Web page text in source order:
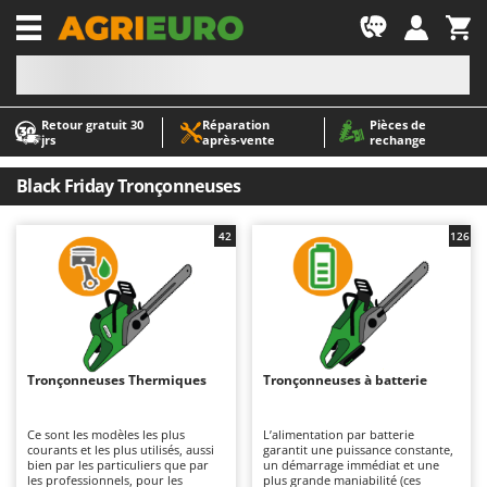
Retour gratuit 30
jrs
Réparation
après‑vente
Pièces de
rechange
-1
A
Abris de jardin
Accessoires pour tracteurs tondeuses autoportés
Aérateurs Scarificateurs pour gazon
Arracheuses de pommes de terre pour tracteur
Aspirateurs - Balais Électriques
Aspirateurs à cendres
Aspirateurs à feuilles sur roues
Aspirateurs de piscine
Atomiseurs agricoles pour tracteurs
Atomiseurs pour traitements
A
AgriEuro Premium
AgriEuro TOP-LINE
AGT
Aima
Airmec
AL-KO
ALA 2000
Alpina
Ama
Black Friday Tronçonneuses
Tronçonneuses Thermiques
Ce sont les modèles les plus
courants et les plus utilisés, aussi
bien par les particuliers que par
les professionnels, pour les
42
Tronçonneuses à batterie
L’alimentation par batterie
garantit une puissance constante,
un démarrage immédiat et une
plus grande maniabilité (ces
126